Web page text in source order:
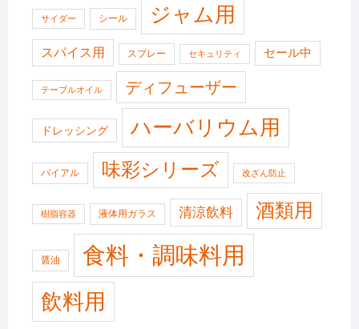
サイダー シール ジャム用
スパイス用 スプレー セキュリティ セール中
テーブルオイル ディフューザー
ドレッシング ハーバリウム用
バイアル 味彩シリーズ 改ざん防止
樹脂容器 液体用ガラス 清涼飲料 酒類用
醤油 食料・調味料用
飲料用